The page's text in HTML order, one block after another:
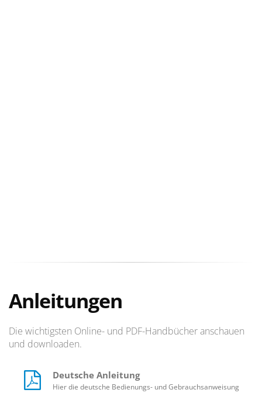
Anleitungen
Die wichtigsten Online- und PDF-Handbücher anschauen
und downloaden.
Deutsche Anleitung
Hier die deutsche Bedienungs- und Gebrauchsanweisung